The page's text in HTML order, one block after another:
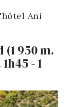
Ani
950 m.
- 1